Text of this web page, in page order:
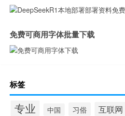
免费可商用字体批量下载
标签
专业 中国 习俗 互联网